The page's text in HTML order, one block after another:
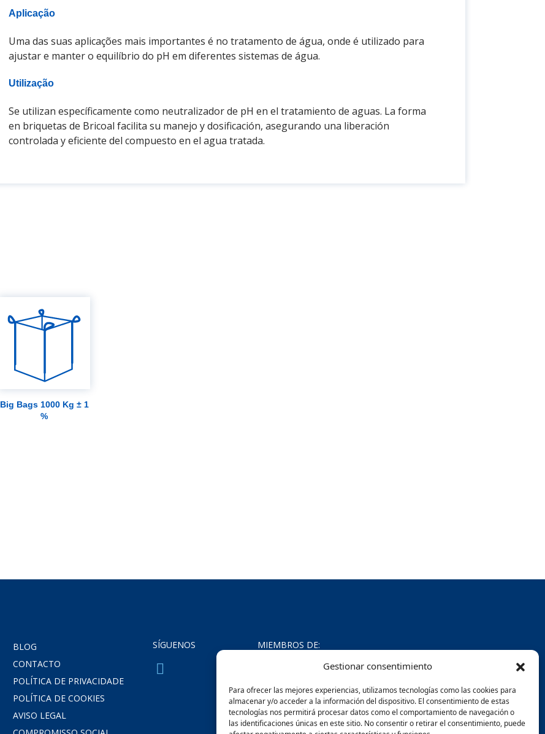
Gestionar consentimiento
Para ofrecer las mejores experiencias, utilizamos tecnologías como las cookies para
almacenar y/o acceder a la información del dispositivo. El consentimiento de estas
tecnologías nos permitirá procesar datos como el comportamiento de navegación o
las identificaciones únicas en este sitio. No consentir o retirar el consentimiento, puede
Aplicação
Uma das suas aplicações mais importantes é no tratamento de água, onde é utilizado para
ajustar e manter o equilíbrio do pH em diferentes sistemas de água.
Utilização
Se utilizan específicamente como neutralizador de pH en el tratamiento de aguas. La forma
en briquetas de Bricoal facilita su manejo y dosificación, asegurando una liberación
controlada y eficiente del compuesto en el agua tratada.
Big Bags 1000 Kg ± 1
%
BLOG
CONTACTO
POLÍTICA DE PRIVACIDADE
POLÍTICA DE COOKIES
AVISO LEGAL
SÍGUENOS MIEMBROS DE: